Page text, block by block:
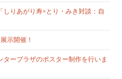
しりあがり寿×とり・みき対談：自
示開催！
タープラザのポスター制作を行いま